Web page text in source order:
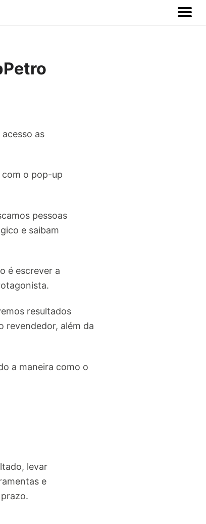
as
com o pop-up
pessoas
e saibam
é escrever a
resultados
revendedor, além da
a maneira como o
levar
e